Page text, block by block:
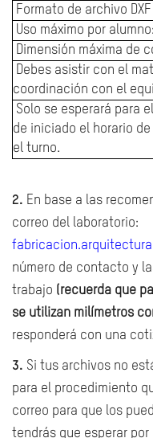
Formato de archivo DXF
Uso máximo por
Dimensión máxima de
Debes asistir con el
coordinación con el
Solo se esperará para
de iniciado el horario
el turno.
2. En base a las
correo del laboratorio:
número de contacto y
trabajo (recuerda que
se utilizan milímetros
responderá con una
3. Si tus archivos no
para el procedimiento
correo para que los
tendrás que esperar por